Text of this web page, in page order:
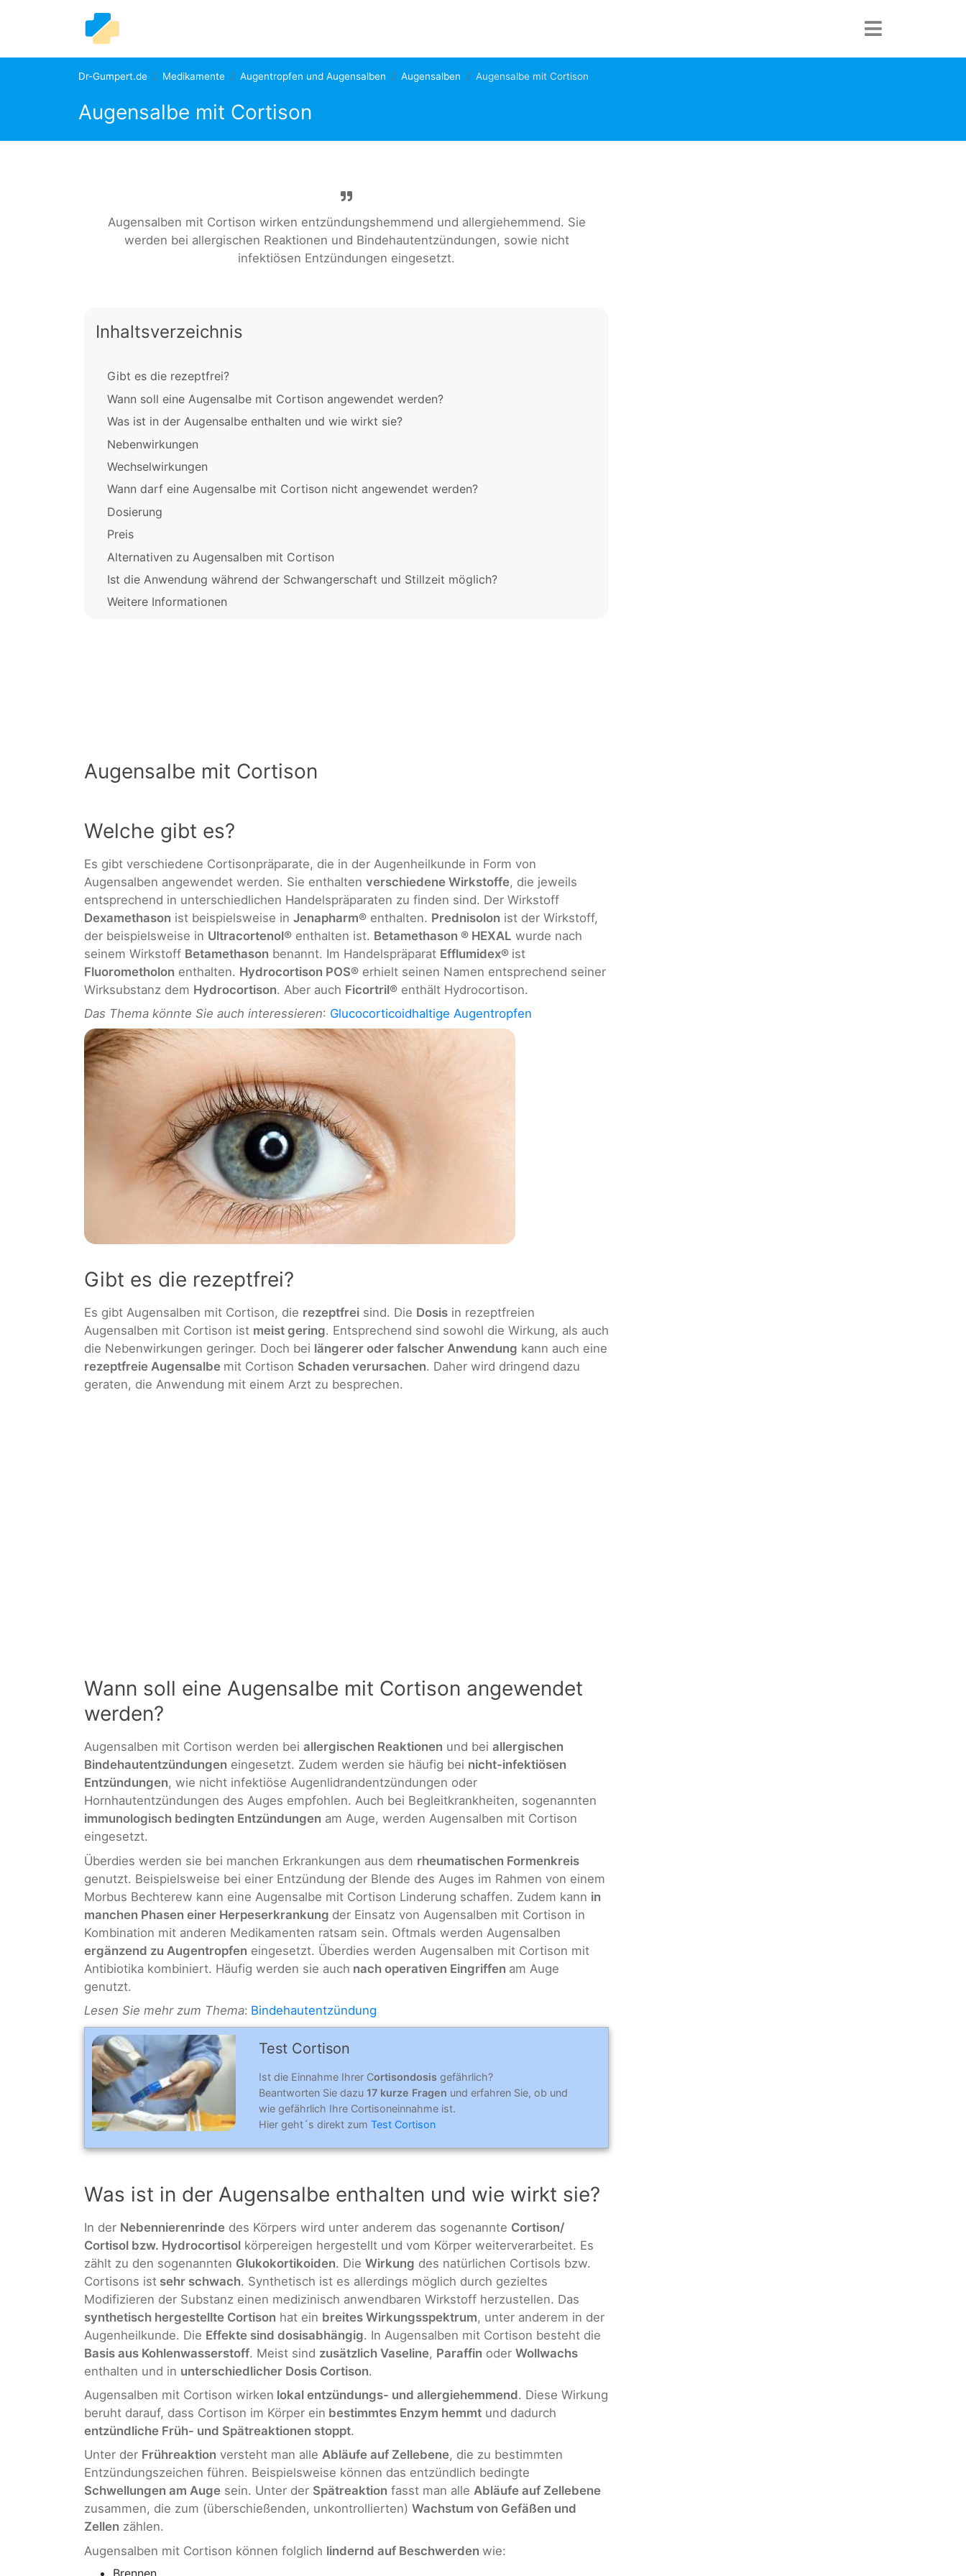
Dr-Gumpert.de Medikamente Augentropfen und Augensalben Augensalben Augensalbe mit Cortison
Augensalbe mit Cortison
Augensalben mit Cortison wirken entzündungshemmend und allergiehemmend. Sie
werden bei allergischen Reaktionen und Bindehautentzündungen, sowie nicht
infektiösen Entzündungen eingesetzt.
Inhaltsverzeichnis
Gibt es die rezeptfrei?
Wann soll eine Augensalbe mit Cortison angewendet werden?
Was ist in der Augensalbe enthalten und wie wirkt sie?
Nebenwirkungen
Wechselwirkungen
Wann darf eine Augensalbe mit Cortison nicht angewendet werden?
Dosierung
Preis
Alternativen zu Augensalben mit Cortison
Ist die Anwendung während der Schwangerschaft und Stillzeit möglich?
Weitere Informationen
Augensalbe mit Cortison
Welche gibt es?
Es gibt verschiedene Cortisonpräparate, die in der Augenheilkunde in Form von
Augensalben angewendet werden. Sie enthalten verschiedene Wirkstoffe, die jeweils
entsprechend in unterschiedlichen Handelspräparaten zu finden sind. Der Wirkstoff
Dexamethason ist beispielsweise in Jenapharm® enthalten. Prednisolon ist der Wirkstoff,
der beispielsweise in Ultracortenol® enthalten ist. Betamethason ® HEXAL wurde nach
seinem Wirkstoff Betamethason benannt. Im Handelspräparat Efflumidex® ist
Fluorometholon enthalten. Hydrocortison POS® erhielt seinen Namen entsprechend seiner
Wirksubstanz dem Hydrocortison. Aber auch Ficortril® enthält Hydrocortison.
Das Thema könnte Sie auch interessieren: Glucocorticoidhaltige Augentropfen
Gibt es die rezeptfrei?
Es gibt Augensalben mit Cortison, die rezeptfrei sind. Die Dosis in rezeptfreien
Augensalben mit Cortison ist meist gering. Entsprechend sind sowohl die Wirkung, als auch
die Nebenwirkungen geringer. Doch bei längerer oder falscher Anwendung kann auch eine
rezeptfreie Augensalbe mit Cortison Schaden verursachen. Daher wird dringend dazu
geraten, die Anwendung mit einem Arzt zu besprechen.
Wann soll eine Augensalbe mit Cortison angewendet
werden?
Augensalben mit Cortison werden bei allergischen Reaktionen und bei allergischen
Bindehautentzündungen eingesetzt. Zudem werden sie häufig bei nicht-infektiösen
Entzündungen, wie nicht infektiöse Augenlidrandentzündungen oder
Hornhautentzündungen des Auges empfohlen. Auch bei Begleitkrankheiten, sogenannten
immunologisch bedingten Entzündungen am Auge, werden Augensalben mit Cortison
eingesetzt.
Überdies werden sie bei manchen Erkrankungen aus dem rheumatischen Formenkreis
genutzt. Beispielsweise bei einer Entzündung der Blende des Auges im Rahmen von einem
Morbus Bechterew kann eine Augensalbe mit Cortison Linderung schaffen. Zudem kann in
manchen Phasen einer Herpeserkrankung der Einsatz von Augensalben mit Cortison in
Kombination mit anderen Medikamenten ratsam sein. Oftmals werden Augensalben
ergänzend zu Augentropfen eingesetzt. Überdies werden Augensalben mit Cortison mit
Antibiotika kombiniert. Häufig werden sie auch nach operativen Eingriffen am Auge
genutzt.
Lesen Sie mehr zum Thema: Bindehautentzündung
Test Cortison
Ist die Einnahme Ihrer Cortisondosis gefährlich?
Beantworten Sie dazu 17 kurze Fragen und erfahren Sie, ob und
wie gefährlich Ihre Cortisoneinnahme ist.
Hier geht´s direkt zum Test Cortison
Was ist in der Augensalbe enthalten und wie wirkt sie?
In der Nebennierenrinde des Körpers wird unter anderem das sogenannte Cortison/
Cortisol bzw. Hydrocortisol körpereigen hergestellt und vom Körper weiterverarbeitet. Es
zählt zu den sogenannten Glukokortikoiden. Die Wirkung des natürlichen Cortisols bzw.
Cortisons ist sehr schwach. Synthetisch ist es allerdings möglich durch gezieltes
Modifizieren der Substanz einen medizinisch anwendbaren Wirkstoff herzustellen. Das
synthetisch hergestellte Cortison hat ein breites Wirkungsspektrum, unter anderem in der
Augenheilkunde. Die Effekte sind dosisabhängig. In Augensalben mit Cortison besteht die
Basis aus Kohlenwasserstoff. Meist sind zusätzlich Vaseline, Paraffin oder Wollwachs
enthalten und in unterschiedlicher Dosis Cortison.
Augensalben mit Cortison wirken lokal entzündungs- und allergiehemmend. Diese Wirkung
beruht darauf, dass Cortison im Körper ein bestimmtes Enzym hemmt und dadurch
entzündliche Früh- und Spätreaktionen stoppt.
Unter der Frühreaktion versteht man alle Abläufe auf Zellebene, die zu bestimmten
Entzündungszeichen führen. Beispielsweise können das entzündlich bedingte
Schwellungen am Auge sein. Unter der Spätreaktion fasst man alle Abläufe auf Zellebene
zusammen, die zum (überschießenden, unkontrollierten) Wachstum von Gefäßen und
Zellen zählen.
Augensalben mit Cortison können folglich lindernd auf Beschwerden wie: